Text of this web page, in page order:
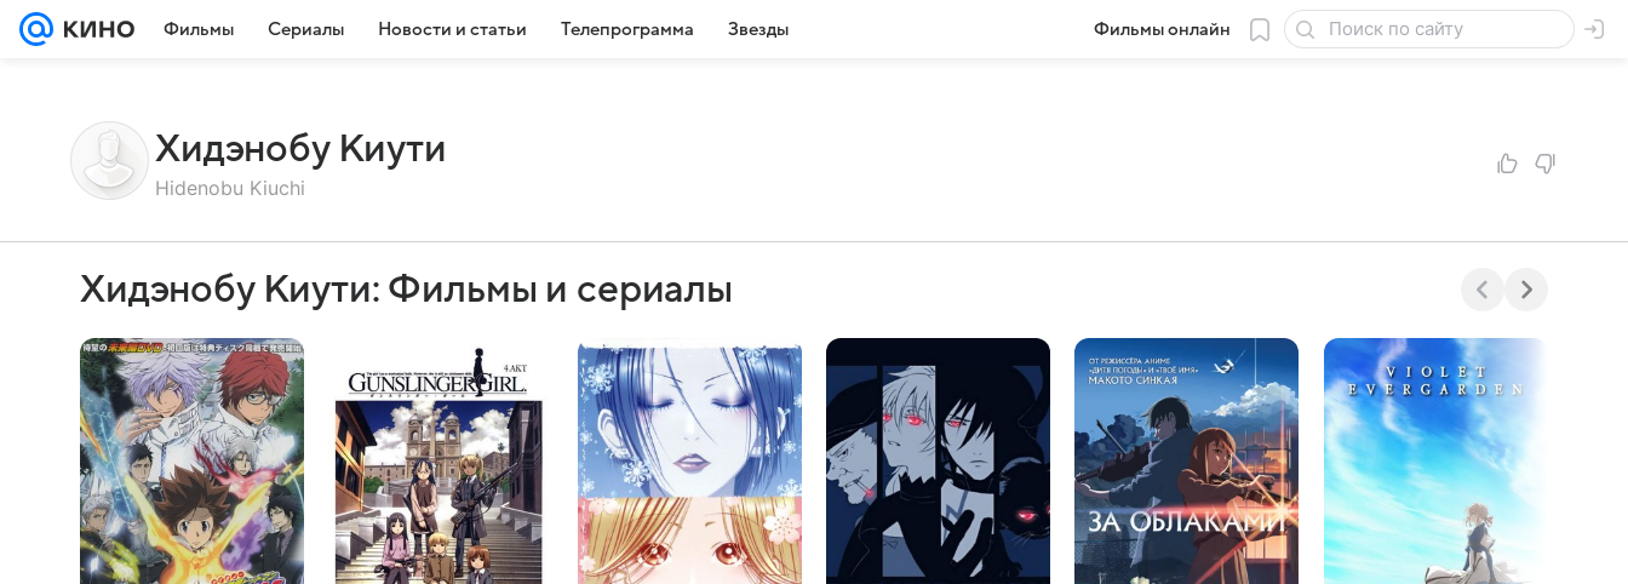
Фильмы Сериалы Новости и статьи Телепрограмма Звезды Фильмы онлайн
Хидэнобу Киути
Hidenobu Kiuchi
Хидэнобу Киути: Фильмы и сериалы